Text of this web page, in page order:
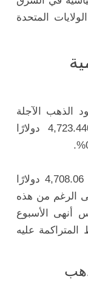
المتحدة
الذهب الآجلة
بشكل طفيف لتصل إلى مستوى 4,723.440 دولارًا
كما صعدت العقود الفورية للذهب إلى 4,708.06 دولارًا
بلغت 0.29%. وعلى الرغم من هذه
أنهى الأسبوع
عليه